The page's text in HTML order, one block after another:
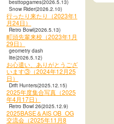
besttopgames(2026.5.13)
Snow Rider(2026.2.10)
行ったり来たり（2023年1
月24日）
Retro Bowl(2026.5.13)
町頭先輩来校（2023年1月
29日）
geometry dash
lite(2026.5.12)
お心遣い、ありがとうござ
います③（2024年12月25
日）
Drift Hunters(2025.12.15)
2025年度集合写真（2025
年4月17日）
Retro Bowl 26(2025.12.9)
2025BASE＆AIS OB_OG
交流会（2025年11月8